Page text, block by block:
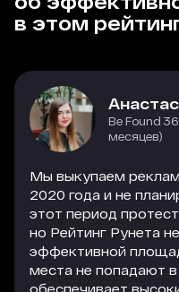
в этом
Be Found
месяцев)
Мы выкупаем
2020 года и не
этот период
но Рейтинг Рунета
эффективной
места не попадают